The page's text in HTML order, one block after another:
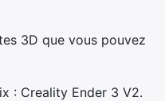
3D que vous pouvez
: Creality Ender 3 V2.
×